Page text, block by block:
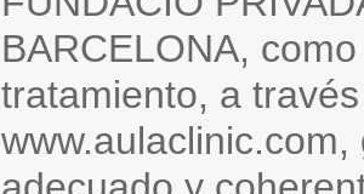
BARCELONA,
tratamiento, a